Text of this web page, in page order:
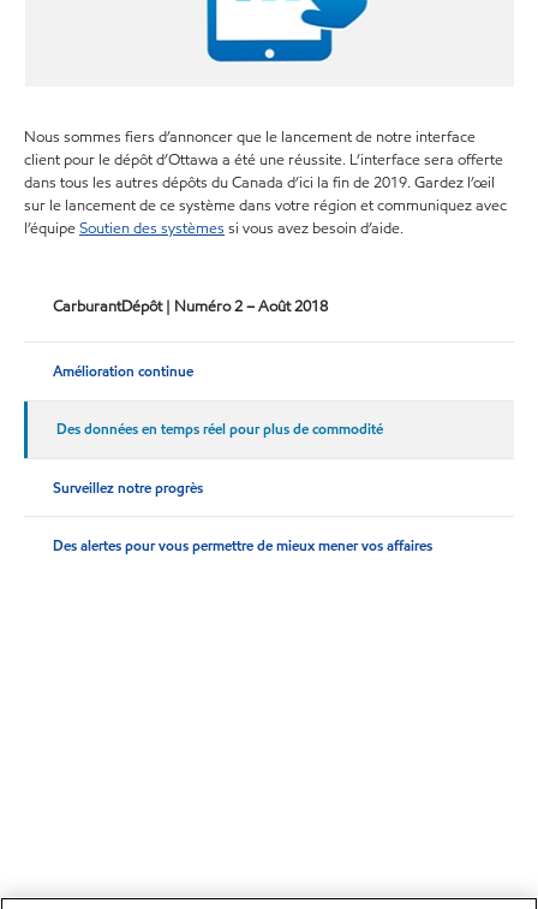
Nous sommes fiers d’annoncer que le lancement de notre interface
client pour le dépôt d’Ottawa a été une réussite. L’interface sera offerte
dans tous les autres dépôts du Canada d’ici la fin de 2019. Gardez l’œil
sur le lancement de ce système dans votre région et communiquez avec
l’équipeSoutien des systèmes si vous avez besoin d’aide.
CarburantDépôt | Numéro 2 – Août 2018
Amélioration continue
Des données en temps réel pour plus de commodité
Surveillez notre progrès
Des alertes pour vous permettre de mieux mener vos affaires